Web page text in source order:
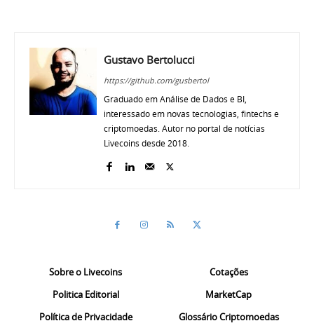
Gustavo Bertolucci
https://github.com/gusbertol
Graduado em Análise de Dados e BI,
interessado em novas tecnologias, fintechs e
criptomoedas. Autor no portal de notícias
Livecoins desde 2018.
Sobre o Livecoins
Politica Editorial
Política de Privacidade
Cotações
MarketCap
Glossário Criptomoedas